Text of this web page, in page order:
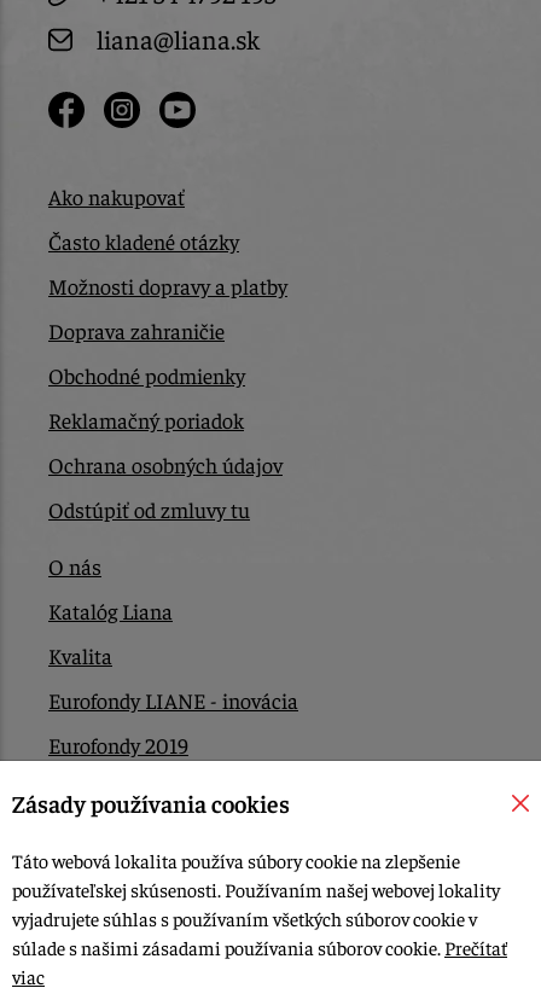
liana@liana.sk
Ako nakupovať
Často kladené otázky
Možnosti dopravy a platby
Doprava zahraničie
Obchodné podmienky
Reklamačný poriadok
Ochrana osobných údajov
Odstúpiť od zmluvy tu
O nás
Katalóg Liana
Kvalita
Eurofondy LIANE - inovácia
Eurofondy 2019
Eurofondy 2022/2023
Kontakt
© 2015-2026, LIANA GOLIAŠ s.r.o. všetky práva vyhradené.
Zásady používania cookies
Táto webová lokalita používa súbory cookie na zlepšenie
používateľskej skúsenosti. Používaním našej webovej lokality
vyjadrujete súhlas s používaním všetkých súborov cookie v
súlade s našimi zásadami používania súborov cookie. Prečítať
viac